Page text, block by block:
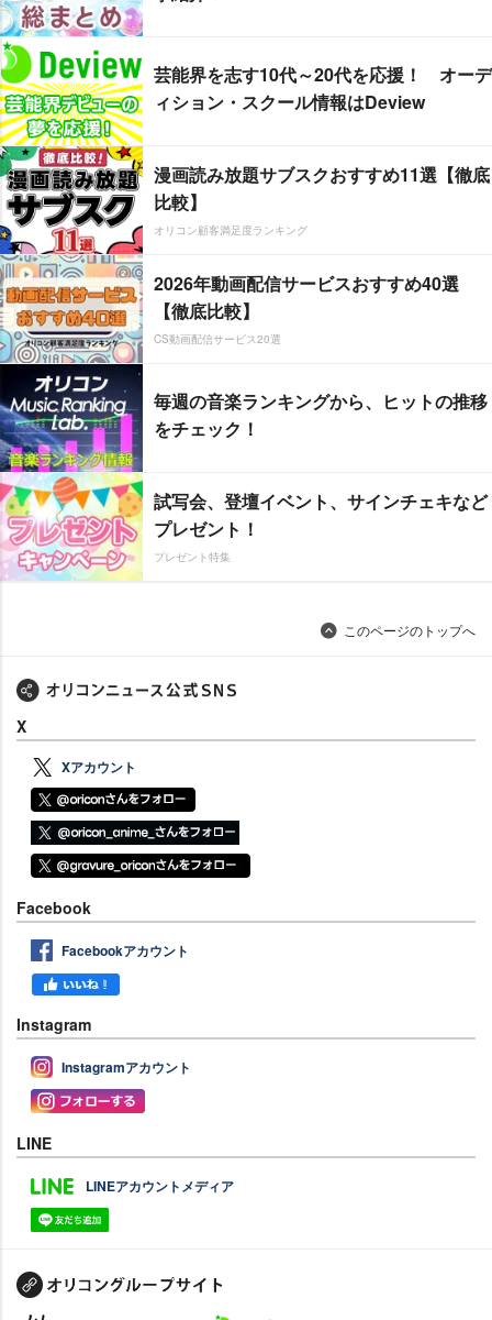
芸能界を志す10代～20代を応援！ オーデ
ィション・スクール情報はDeview
漫画読み放題サブスクおすすめ11選【徹底
比較】
オリコン顧客満足度ランキング
2026年動画配信サービスおすすめ40選
【徹底比較】
CS動画配信サービス20選
毎週の音楽ランキングから、ヒットの推移
をチェック！
試写会、登壇イベント、サインチェキなど
プレゼント！
プレゼント特集
このページのトップへ
X
Xアカウント
Facebook
Facebookアカウント
Instagram
Instagramアカウント
LINE
LINEアカウントメディア